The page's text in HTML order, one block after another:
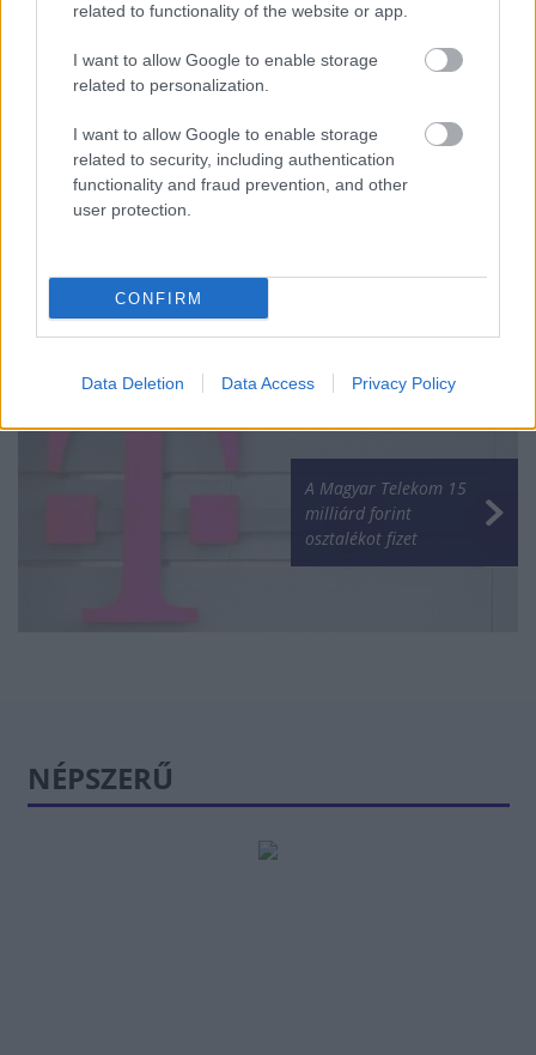
related to functionality of the website or app.
I want to allow Google to enable storage
related to personalization.
I want to allow Google to enable storage
related to security, including authentication
functionality and fraud prevention, and other
user protection.
CONFIRM
Data Deletion Data Access Privacy Policy
után nyomoz az
Europol
A Magyar Telekom 15
milliárd forint
osztalékot fizet
NÉPSZERŰ